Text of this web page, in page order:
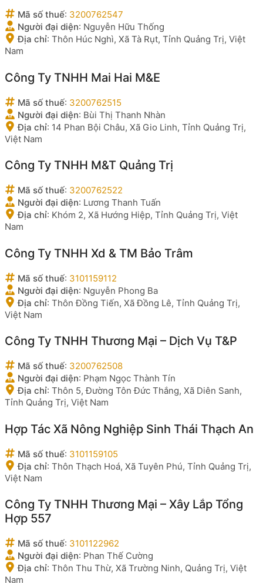
Mã số thuế: 3200762547
Người đại diện: Nguyễn Hữu Thống
Địa chỉ: Thôn Húc Nghì, Xã Tà Rụt, Tỉnh Quảng Trị, Việt
Nam
Công Ty TNHH Mai Hai M&E
Mã số thuế: 3200762515
Người đại diện: Bùi Thị Thanh Nhàn
Địa chỉ: 14 Phan Bội Châu, Xã Gio Linh, Tỉnh Quảng Trị,
Việt Nam
Công Ty TNHH M&T Quảng Trị
Mã số thuế: 3200762522
Người đại diện: Lương Thanh Tuấn
Địa chỉ: Khóm 2, Xã Hướng Hiệp, Tỉnh Quảng Trị, Việt
Nam
Công Ty TNHH Xd & TM Bảo Trâm
Mã số thuế: 3101159112
Người đại diện: Nguyễn Phong Ba
Địa chỉ: Thôn Đồng Tiến, Xã Đồng Lê, Tỉnh Quảng Trị,
Việt Nam
Công Ty TNHH Thương Mại – Dịch Vụ T&P
Mã số thuế: 3200762508
Người đại diện: Phạm Ngọc Thành Tín
Địa chỉ: Thôn 5, Đường Tôn Đức Thắng, Xã Diên Sanh,
Tỉnh Quảng Trị, Việt Nam
Hợp Tác Xã Nông Nghiệp Sinh Thái Thạch An
Mã số thuế: 3101159105
Địa chỉ: Thôn Thạch Hoá, Xã Tuyên Phú, Tỉnh Quảng Trị,
Việt Nam
Công Ty TNHH Thương Mại – Xây Lắp Tổng
Hợp 557
Mã số thuế: 3101122962
Người đại diện: Phan Thế Cường
Địa chỉ: Thôn Thu Thừ, Xã Trường Ninh, Quảng Trị, Việt
Nam